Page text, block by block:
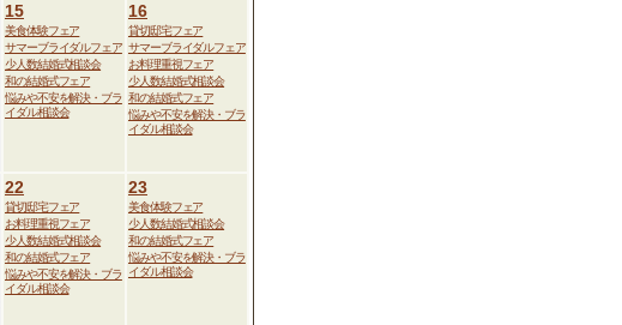
15
美食体験フェア
サマーブライダルフェア
少人数結婚式相談会
和の結婚式フェア
悩みや不安を解決・ブラ
イダル相談会
16
貸切邸宅フェア
サマーブライダルフェア
お料理重視フェア
少人数結婚式相談会
和の結婚式フェア
悩みや不安を解決・ブラ
イダル相談会
22
貸切邸宅フェア
お料理重視フェア
少人数結婚式相談会
和の結婚式フェア
悩みや不安を解決・ブラ
イダル相談会
23
美食体験フェア
少人数結婚式相談会
和の結婚式フェア
悩みや不安を解決・ブラ
イダル相談会